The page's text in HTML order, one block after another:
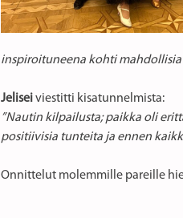
inspiroituneena kohti mahdollisia
Jeliseiviestitti kisatunnelmista:
”Nautin kilpailusta; paikka oli
positiivisia tunteita ja ennen
Onnittelut molemmille pareille